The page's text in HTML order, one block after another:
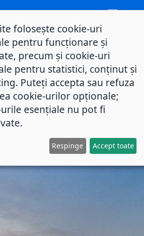
folosește cookie-uri
pentru funcționare și
precum și cookie-uri
pentru statistici, conținut și
Puteți accepta sau refuza
cookie-urilor opționale;
esențiale nu pot fi
Respinge Accept toate